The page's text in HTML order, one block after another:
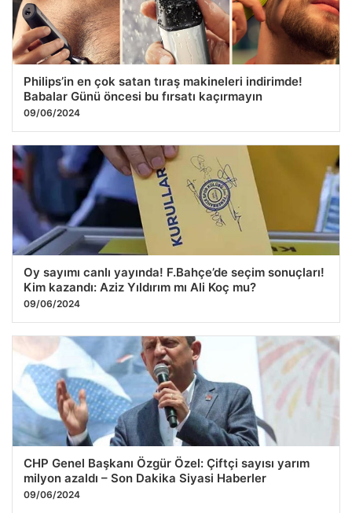
Philips’in en çok satan tıraş makineleri indirimde!
Babalar Günü öncesi bu fırsatı kaçırmayın
09/06/2024
Oy sayımı canlı yayında! F.Bahçe’de seçim sonuçları!
Kim kazandı: Aziz Yıldırım mı Ali Koç mu?
09/06/2024
CHP Genel Başkanı Özgür Özel: Çiftçi sayısı yarım
milyon azaldı – Son Dakika Siyasi Haberler
09/06/2024